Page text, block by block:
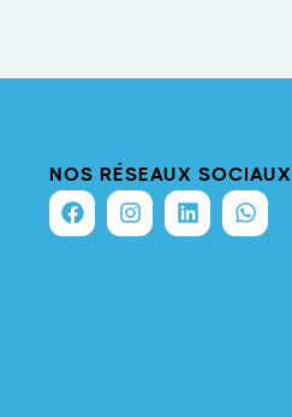
NOS RÉSEAUX SOCIAUX